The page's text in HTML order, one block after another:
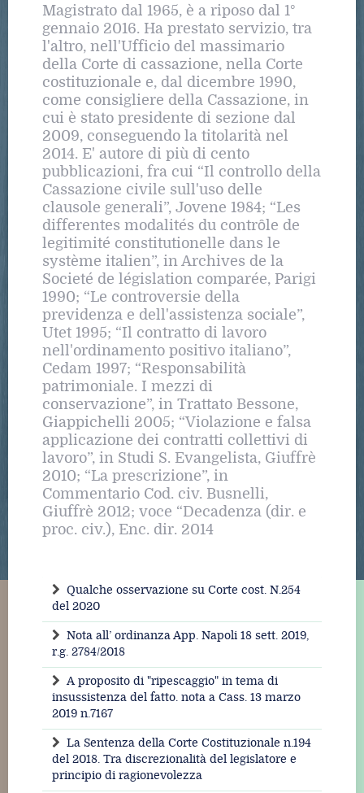
Magistrato dal 1965, è a riposo dal 1°
gennaio 2016. Ha prestato servizio, tra
l'altro, nell'Ufficio del massimario
della Corte di cassazione, nella Corte
costituzionale e, dal dicembre 1990,
come consigliere della Cassazione, in
cui è stato presidente di sezione dal
2009, conseguendo la titolarità nel
2014. E' autore di più di cento
pubblicazioni, fra cui “Il controllo della
Cassazione civile sull'uso delle
clausole generali”, Jovene 1984; “Les
differentes modalités du contrȏle de
legitimité constitutionelle dans le
système italien”, in Archives de la
Societé de législation comparée, Parigi
1990; “Le controversie della
previdenza e dell'assistenza sociale”,
Utet 1995; “Il contratto di lavoro
nell'ordinamento positivo italiano”,
Cedam 1997; “Responsabilità
patrimoniale. I mezzi di
conservazione”, in Trattato Bessone,
Giappichelli 2005; “Violazione e falsa
applicazione dei contratti collettivi di
lavoro”, in Studi S. Evangelista, Giuffrè
2010; “La prescrizione”, in
Commentario Cod. civ. Busnelli,
Giuffrè 2012; voce “Decadenza (dir. e
proc. civ.), Enc. dir. 2014
Qualche osservazione su Corte cost. N.254
del 2020
Nota all’ ordinanza App. Napoli 18 sett. 2019,
r.g. 2784/2018
A proposito di "ripescaggio" in tema di
insussistenza del fatto. nota a Cass. 13 marzo
2019 n.7167
La Sentenza della Corte Costituzionale n.194
del 2018. Tra discrezionalità del legislatore e
principio di ragionevolezza